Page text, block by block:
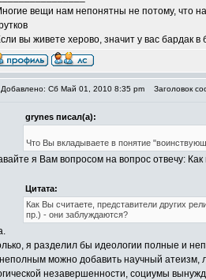
вещи нам непонятны не потому, что
вы живете херово, значит у вас бардак
Добавлено: Сб Май 01, 2010 8:35 pm Заголовок
grynes писал(а):
Что Вы вкладываете в понятие
я Вам вопросом на вопрос отвечу:
Цитата:
Как Вы считаете, представители других
пр.) - они заблуждаются?
я разделил бы идеологии полные и
можно добавить научный атеизм,
незавершенности, социумы